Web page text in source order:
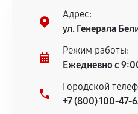
техническим
дефектов.
Установка была
центром.
При этом гарантия на
остается на стороне
Адрес:
ул. Генерала
Режим работы:
Ежедневно с
Городской
+7 (800) 100-47-